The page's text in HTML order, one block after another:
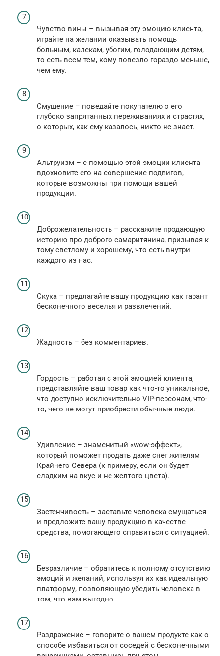
Чувство вины – вызывая эту эмоцию клиента,
играйте на желании оказывать помощь
больным, калекам, убогим, голодающим детям,
то есть всем тем, кому повезло гораздо меньше,
чем ему.
Смущение – поведайте покупателю о его
глубоко запрятанных переживаниях и страстях,
о которых, как ему казалось, никто не знает.
Альтруизм – с помощью этой эмоции клиента
вдохновите его на совершение подвигов,
которые возможны при помощи вашей
продукции.
Доброжелательность – расскажите продающую
историю про доброго самаритянина, призывая к
тому светлому и хорошему, что есть внутри
каждого из нас.
Скука – предлагайте вашу продукцию как гарант
бесконечного веселья и развлечений.
Жадность – без комментариев.
Гордость – работая с этой эмоцией клиента,
представляйте ваш товар как что-то уникальное,
что доступно исключительно VIP-персонам, что-
то, чего не могут приобрести обычные люди.
Удивление – знаменитый «wow-эффект»,
который поможет продать даже снег жителям
Крайнего Севера (к примеру, если он будет
сладким на вкус и не желтого цвета).
Застенчивость – заставьте человека смущаться
и предложите вашу продукцию в качестве
средства, помогающего справиться с ситуацией.
Безразличие – обратитесь к полному отсутствию
эмоций и желаний, используя их как идеальную
платформу, позволяющую убедить человека в
том, что вам выгодно.
Раздражение – говорите о вашем продукте как о
способе избавиться от соседей с бесконечными